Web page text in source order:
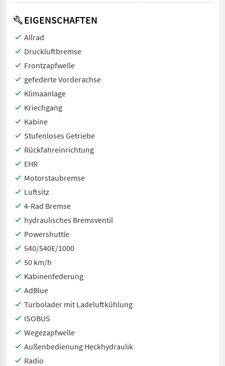
EIGENSCHAFTEN
Allrad
Druckluftbremse
Frontzapfwelle
gefederte Vorderachse
Klimaanlage
Kriechgang
Kabine
Stufenloses Getriebe
Rückfahreinrichtung
EHR
Motorstaubremse
Luftsitz
4-Rad Bremse
hydraulisches Bremsventil
Powershuttle
540/540E/1000
50 km/h
Kabinenfederung
AdBlue
Turbolader mit Ladeluftkühlung
ISOBUS
Wegezapfwelle
Außenbedienung Heckhydraulik
Radio